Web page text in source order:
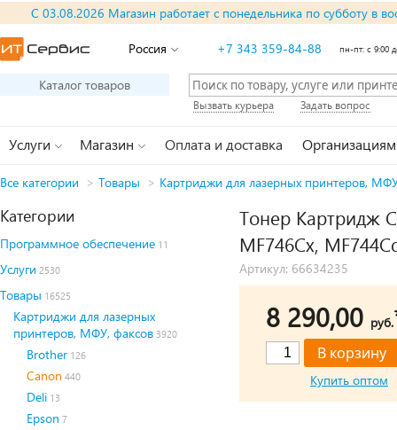
С 03.08.2026 Магазин работает с понедельника по субботу в
Россия +7 343 359-84-88 пн-пт: с 9:00
Каталог товаров
Вызвать курьера Задать вопрос
Услуги Магазин Оплата и доставка Организациям
Все категории > Товары > Картриджи для лазерных принтеров,
Категории
Программное обеспечение 11
Услуги 2530
Товары 16525
Картриджи для лазерных
принтеров, МФУ, факсов 3920
Brother 126
Canon 440
Deli 13
Epson 7
Тонер Картридж
MF746Cx,
Артикул: 66634235
8 290,00 руб.
Купить оптом